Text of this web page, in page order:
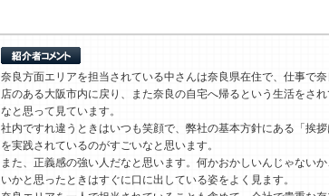
奈良方面エリアを担当されている中さんは奈良県在住で、仕事で
店のある大阪市内に戻り、また奈良の自宅へ帰るという生活をさ
なと思って見ています。
社内ですれ違うときはいつも笑顔で、弊社の基本方針にある「挨拶
を実践されているのがすごいなと思います。
また、正義感の強い人だなと思います。何かおかしいんじゃない
いかと思ったときはすぐに口に出している姿をよく見ます。